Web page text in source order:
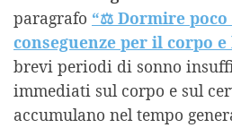
paragrafo “⚖️ Dormire
conseguenze per il corpo e
brevi periodi di sonno
immediati sul corpo e sul
accumulano nel tempo